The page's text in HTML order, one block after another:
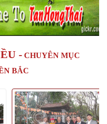
- CHUYÊN MỤC
BẮC